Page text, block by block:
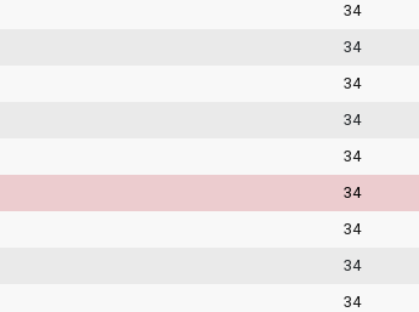
34
34
34
34
34
34
34
34
34